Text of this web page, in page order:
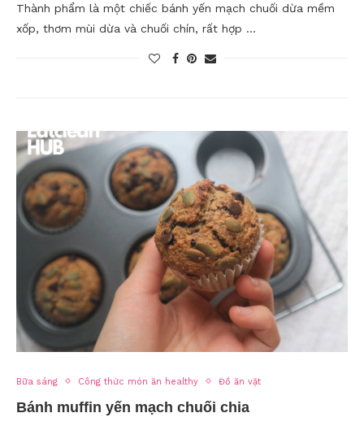
Thành phẩm là một chiếc bánh yến mạch chuối dừa mềm
xốp, thơm mùi dừa và chuối chín, rất hợp …
Bữa sáng Công thức món ăn healthy Đồ ăn vặt
Bánh muffin yến mạch chuối chia